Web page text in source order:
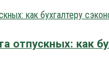
отпускных: как